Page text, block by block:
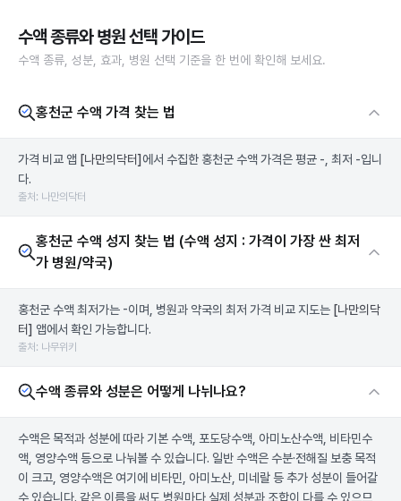
수액 종류와 병원 선택 가이드
수액 종류, 성분, 효과, 병원 선택 기준을 한 번에 확인해 보세요.
홍천군 수액 가격 찾는 법
가격 비교 앱 [나만의닥터] 에서 수집한 홍천군 수액 가격은 평균 -, 최저 -입니
다.
출처: 나만의닥터
홍천군 수액 성지 찾는 법 (수액 성지 : 가격이 가장 싼 최저
가 병원/약국)
홍천군 수액 최저가는 -이며, 병원과 약국의 최저 가격 비교 지도는 [나만의닥
터] 앱에서 확인 가능합니다.
출처: 나무위키
수액 종류와 성분은 어떻게 나뉘나요?
수액은 목적과 성분에 따라 기본 수액, 포도당수액, 아미노산수액, 비타민수
액, 영양수액 등으로 나눠볼 수 있습니다. 일반 수액은 수분·전해질 보충 목적
이 크고, 영양수액은 여기에 비타민, 아미노산, 미네랄 등 추가 성분이 들어갈
수 있습니다. 같은 이름을 써도 병원마다 실제 성분과 조합이 다를 수 있으므